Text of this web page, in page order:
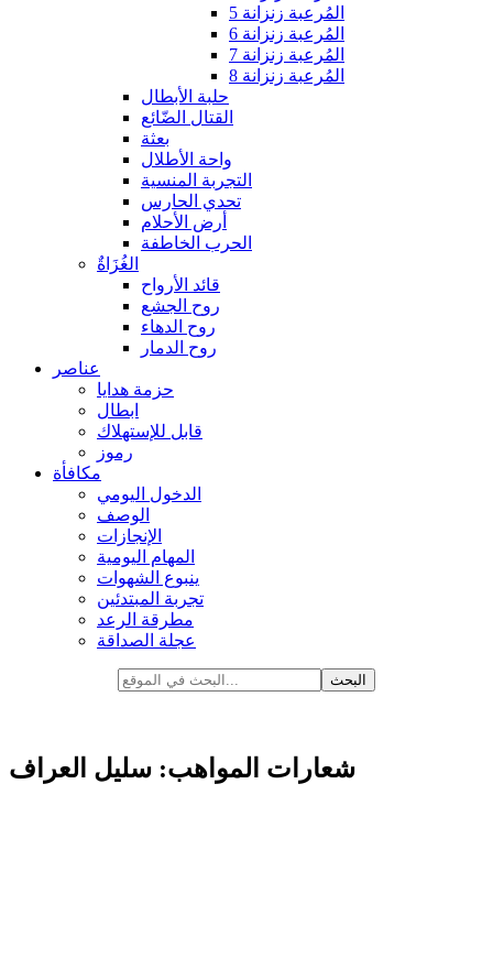
المُرعبة زنزانة 5
المُرعبة زنزانة 6
المُرعبة زنزانة 7
المُرعبة زنزانة 8
حلبة الأبطال
القتال الضّائع
بعثة
واحة الأطلال
التجربة المنسية
تحدي الحارس
أرض الأحلام
الحرب الخاطفة
الغُزَاةٌ
قائد الأرواح
روح الجشع
روح الدهاء
روح الدمار
عناصر
حزمة هدايا
ابطال
قابل للإستهلاك
رموز
مكافأة
الدخول اليومي
الوصف
الإنجازات
المهام اليومية
ينبوع الشهوات
تجربة المبتدئين
مطرقة الرعد
عجلة الصداقة
شعارات المواهب: سليل العراف